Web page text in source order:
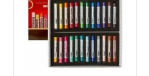
peuvent
être
choisies
sur